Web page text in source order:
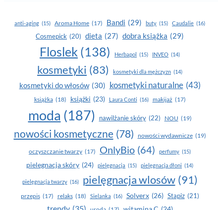
anti-aging (15) Aroma Home (17) Bandi (29) buty (15) Caudalie (16)
Cosmepick (20) dieta (27) dobra książka (29)
Floslek (138) Herbapol (15) INVEO (14)
kosmetyki (83) kosmetyki dla mężczyzn (14)
kosmetyki do włosów (30) kosmetyki naturalne (43)
książka (18) książki (23) Laura Conti (16) makijaż (17)
moda (187) nawilżanie skóry (22) NOU (19)
nowości kosmetyczne (78) nowości wydawnicze (19)
oczyszczanie twarzy (17) OnlyBio (64) perfumy (15)
pielegnacja skóry (24) pielęgnacja (15) pielęgnacja dłoni (14)
pielęgnacja twarzy (16) pielęgnacja wlosów (91)
przepis (17) relaks (18) Sielanka (16) Solverx (26) Stapiz (21)